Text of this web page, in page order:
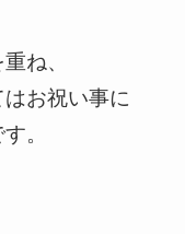
ね、
お祝い事に
。